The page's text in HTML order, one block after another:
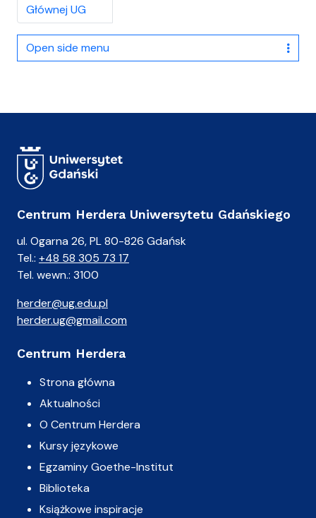
Głównej UG
Open side menu
Centrum Herdera Uniwersytetu Gdańskiego
ul. Ogarna 26, PL 80-826 Gdańsk
Tel.: +48 58 305 73 17
Tel. wewn.: 3100
herder@ug.edu.pl
herder.ug@gmail.com
Centrum Herdera
Strona główna
Aktualności
O Centrum Herdera
Kursy językowe
Egzaminy Goethe-Institut
Biblioteka
Książkowe inspiracje